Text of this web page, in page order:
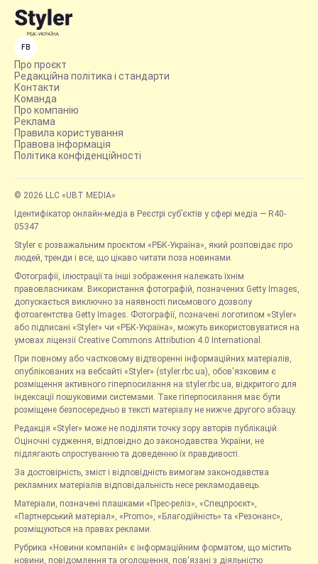
FB
Про проєкт
Редакційна політика і стандарти
Контакти
Команда
Про компанію
Реклама
Правила користування
Правова інформація
Політика конфіденційності
© 2026 LLC «UBT MEDIA»
Ідентифікатор онлайн-медіа в Реєстрі суб’єктів у сфері медіа — R40-
05347
Styler є розважальним проєктом «РБК-Україна», який розповідає про
людей, тренди і все, що цікаво читати поза новинами.
Фотографії, ілюстрації та інші зображення належать їхнім
правовласникам. Використання фотографій, позначених Getty Images,
допускається виключно за наявності письмового дозволу
фотоагентства Getty Images. Фотографії, позначені логотипом «Styler»
або підписані «Styler» чи «РБК-Україна», можуть використовуватися на
умовах ліцензії Creative Commons Attribution 4.0 International.
При повному або частковому відтворенні інформаційних матеріалів,
опублікованих на вебсайті «Styler» (styler.rbc.ua), обов'язковим є
розміщення активного гіперпосилання на styler.rbc.ua, відкритого для
індексації пошуковими системами. Таке гіперпосилання має бути
розміщене безпосередньо в тексті матеріалу не нижче другого абзацу.
Редакція «Styler» може не поділяти точку зору авторів публікацій.
Оціночні судження, відповідно до законодавства України, не
підлягають спростуванню та доведенню їх правдивості.
За достовірність, зміст і відповідність вимогам законодавства
рекламних матеріалів відповідальність несе рекламодавець.
Матеріали, позначені плашками «Прес-реліз», «Спецпроєкт»,
«Партнерський матеріал», «Promo», «Благодійність» та «Резонанс»,
розміщуються на правах реклами.
Рубрика «Новини компаній» є інформаційним форматом, що містить
новини, повідомлення та оголошення, пов'язані з діяльністю